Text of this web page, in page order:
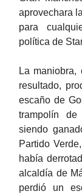
aprovechara
para
política de
La
resultado,
escaño de
trampolín
siendo
Partido
había
alcaldía de
perdió un